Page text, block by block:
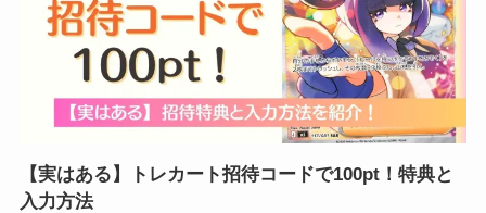
【実はある】トレカート招待コードで100pt！特典と
入力方法